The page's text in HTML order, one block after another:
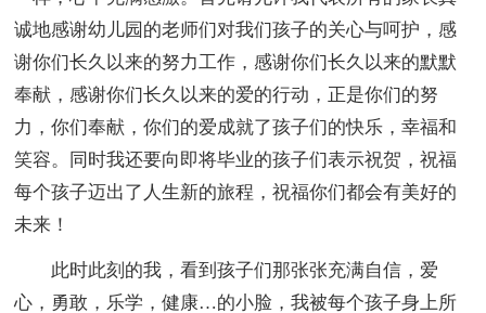
诚地感谢幼儿园的老师们对我们孩子的关心与呵护，感
谢你们长久以来的努力工作，感谢你们长久以来的默默
奉献，感谢你们长久以来的爱的行动，正是你们的努
力，你们奉献，你们的爱成就了孩子们的快乐，幸福和
笑容。同时我还要向即将毕业的孩子们表示祝贺，祝福
每个孩子迈出了人生新的旅程，祝福你们都会有美好的
未来！
此时此刻的我，看到孩子们那张张充满自信，爱
心，勇敢，乐学，健康…的小脸，我被每个孩子身上所